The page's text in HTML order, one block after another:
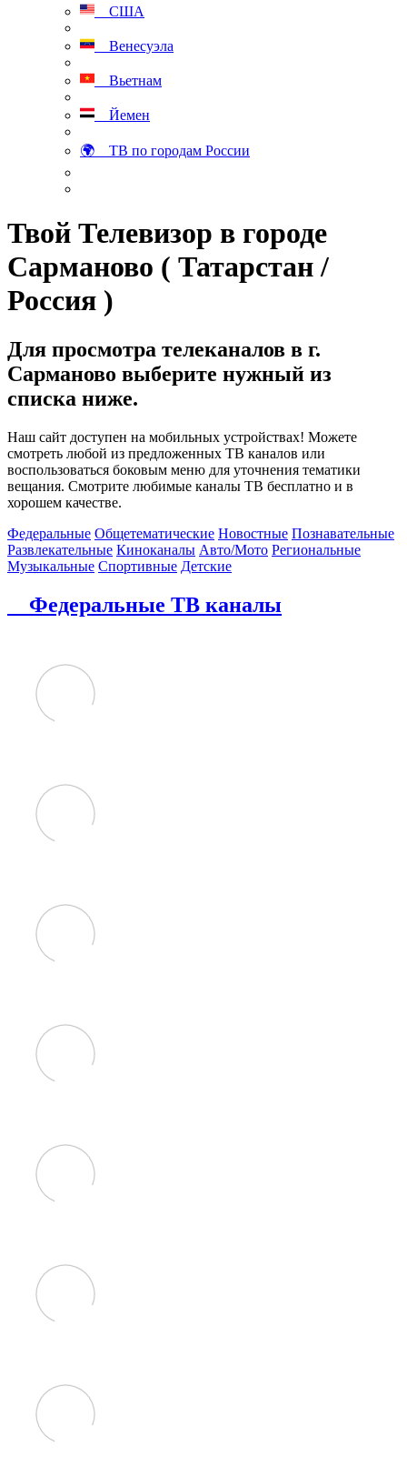
США
Венесуэла
Вьетнам
Йемен
🌍 ТВ по городам России
Твой Телевизор в городе
Сарманово ( Татарстан /
Россия )
Для просмотра телеканалов в г.
Сарманово выберите нужный из
списка ниже.
Наш сайт доступен на мобильных устройствах! Можете
смотреть любой из предложенных ТВ каналов или
воспользоваться боковым меню для уточнения тематики
вещания. Смотрите любимые каналы ТВ бесплатно и в
хорошем качестве.
Федеральные Общетематические Новостные Познавательные
Развлекательные Киноканалы Авто/Мото Региональные
Музыкальные Спортивные Детские
Федеральные ТВ каналы